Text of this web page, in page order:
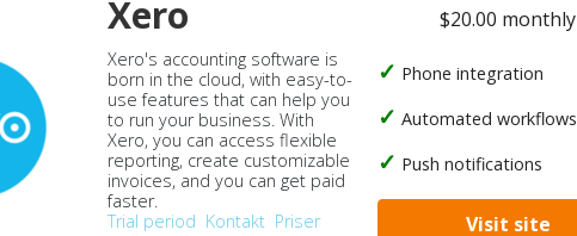
Xero
Xero's accounting software is
born in the cloud, with easy-to-
use features that can help you
to run your business. With
Xero, you can access flexible
reporting, create customizable
invoices, and you can get paid
faster.
Trial period Kontakt Priser
$20.00 monthly
Phone integration
Automated workflows
Push notifications
Visit site